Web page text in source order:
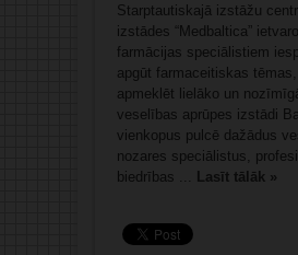
Starptautiskajā izstāžu
izstādes “Medbaltica”
farmācijas speciālistiem
apgūt farmaceitiskas
apmeklēt lielāko un
veselības aprūpes izstādi
vienkopus pulcē dažādus
nozares speciālistus,
biedrības ... Lasīt tālāk »